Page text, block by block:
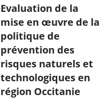
Evaluation de la
mise en œuvre de la
politique de
prévention des
risques naturels et
technologiques en
région Occitanie